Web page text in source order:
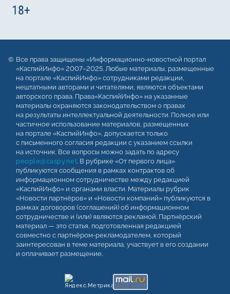
Все права защищены «Информационно-новостной портал
«КаспийИнфо» 2007–2025. Любые материалы, размещенные
на портале «КаспийИнфо» сотрудниками редакции,
нештатными авторами и читателями, являются объектами
авторского права. Права«КаспийИнфо» на указанные
материалы охраняются законодательством о правах
на результаты интеллектуальной деятельности. Полное или
частичное использование материалов, размещенных
на портале «КаспийИнфо», допускается только
с письменного согласия редакции с указанием ссылки
на источник. Все вопросы можно задать по адресу
people@caspy.net. В рубрике «От первого лица»
публикуются сообщения в рамках контрактов об
информационном сотрудничестве между редакцией
«КаспийИнфо» и органами власти. Материалы рубрик
«Новости партнёров» и «Новости компаний» публикуются в
рамках договоров (соглашений) об информационном
сотрудничестве и (или) являются рекламой. Партнёрский
материал — это статья, подготовленная редакцией
совместно с партнёром-рекламодателем, который
заинтересован в теме материала, участвует в его создании
и оплачивает размещение.